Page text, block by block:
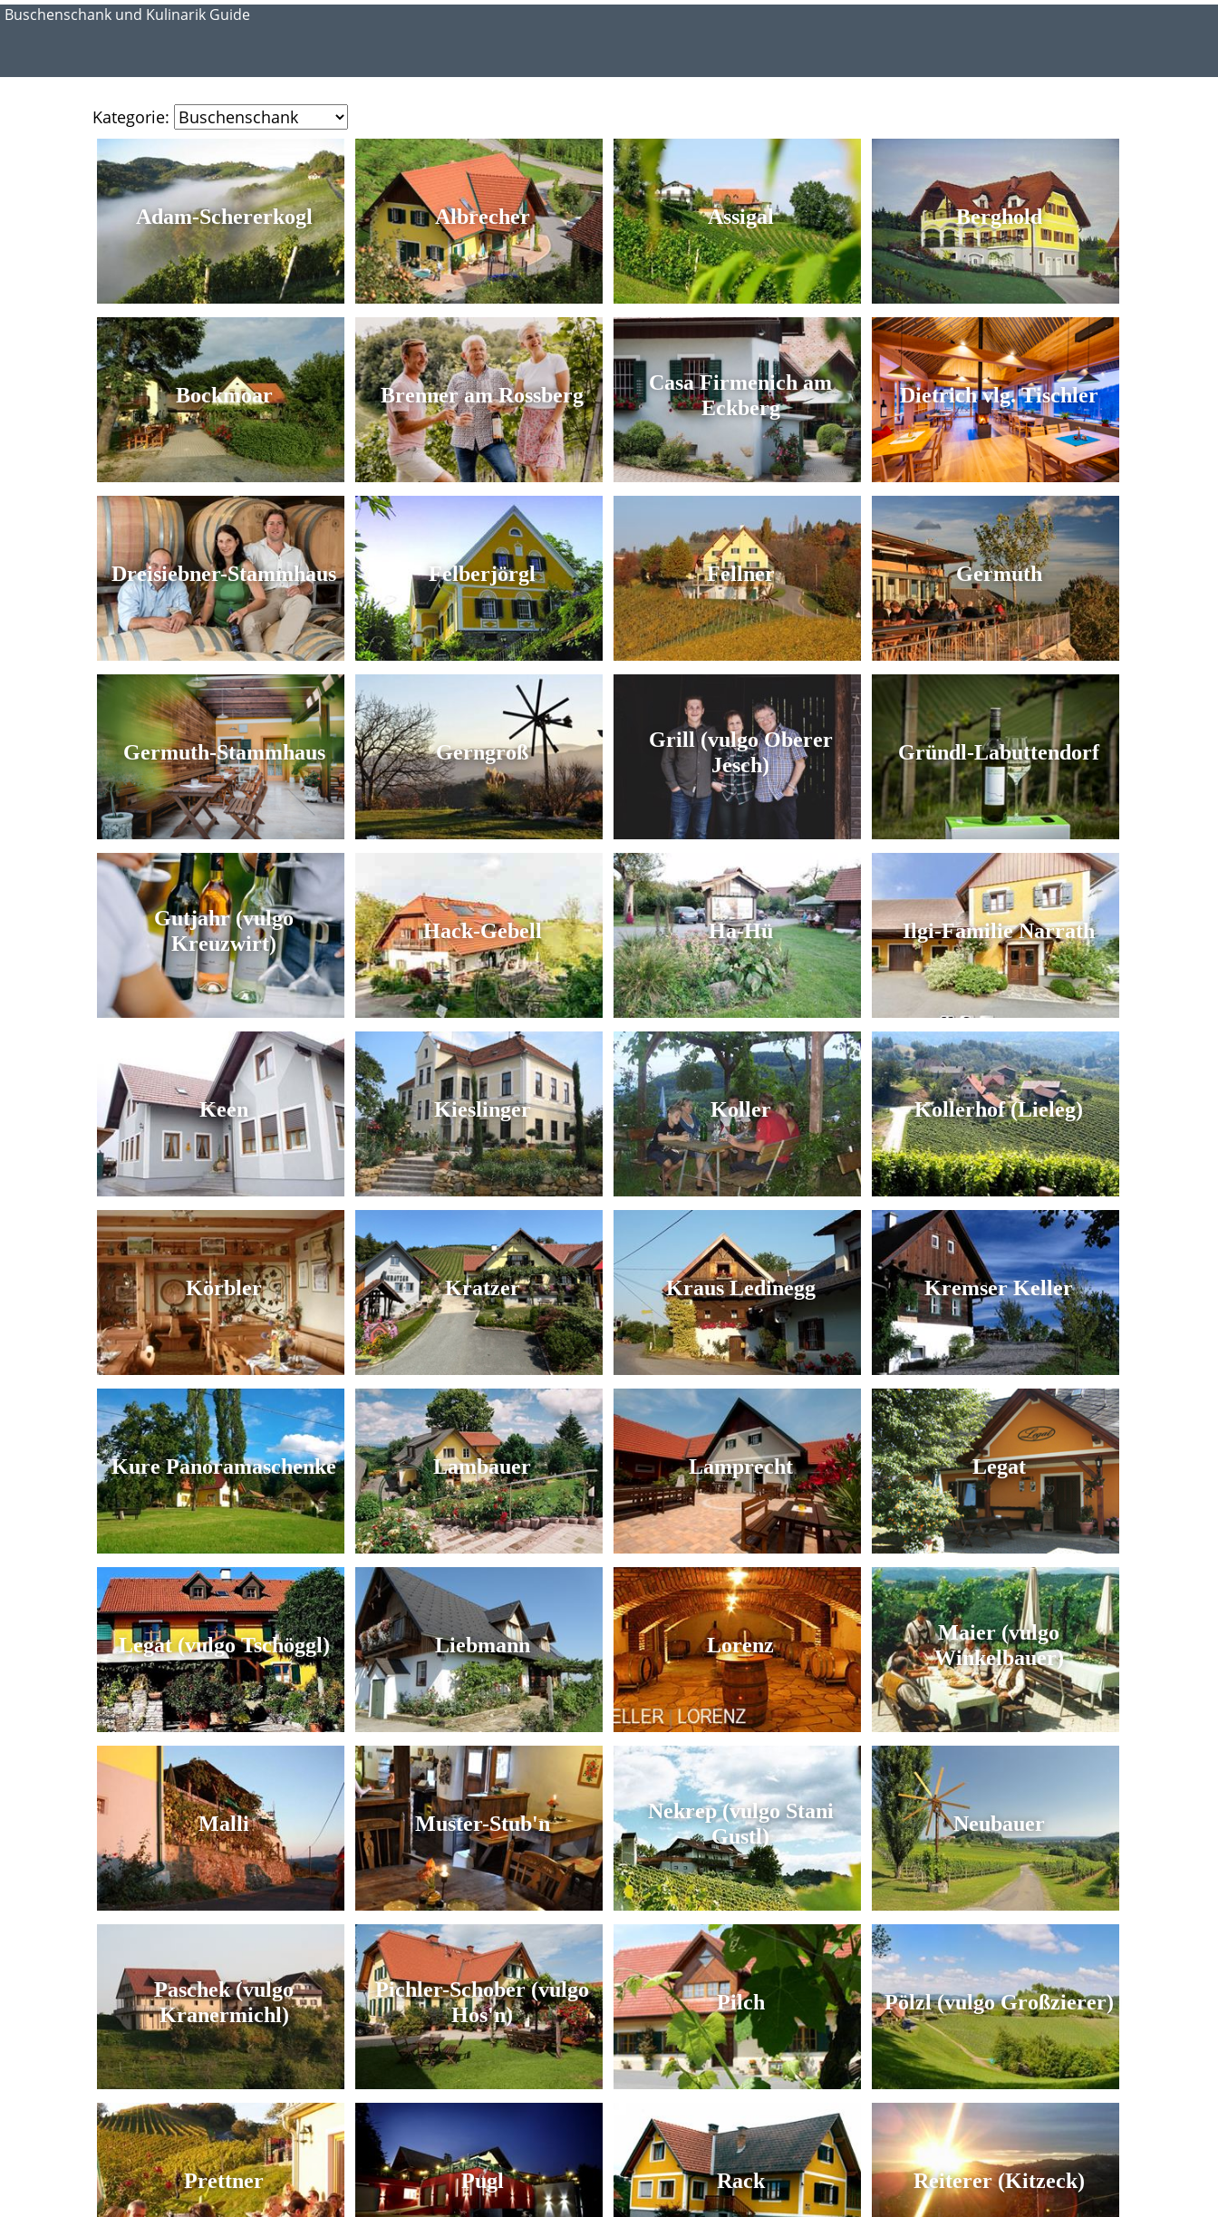
Buschenschank und Kulinarik Guide
Kategorie:
Adam-Schererkogl Albrecher Assigal Berghold
Bockmoar Brenner am Rossberg
Casa Firmenich am
Eckberg
Dietrich vlg. Tischler
Dreisiebner-Stammhaus Felberjörgl Fellner Germuth
Germuth-Stammhaus Gerngroß
Grill (vulgo Oberer
Jesch)
Gründl-Labuttendorf
Gutjahr (vulgo
Kreuzwirt)
Hack-Gebell Ha-Hü Ilgi-Familie Narrath
Keen Kieslinger Koller Kollerhof (Lieleg)
Körbler Kratzer Kraus Ledinegg Kremser Keller
Kure Panoramaschenke Lambauer Lamprecht Legat
Legat (vulgo Tschöggl) Liebmann Lorenz
Maier (vulgo
Winkelbauer)
Malli Muster-Stub'n
Nekrep (vulgo Stani
Gustl)
Neubauer
Paschek (vulgo
Kranermichl)
Pichler-Schober (vulgo
Hos'n)
Pilch Pölzl (vulgo Großzierer)
Prettner Pugl Rack Reiterer (Kitzeck)